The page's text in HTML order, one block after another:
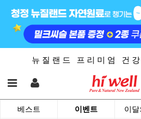
뉴 질 랜 드 프 리 미 엄 건 강
베스트 이벤트 이